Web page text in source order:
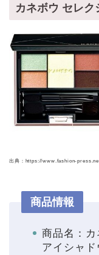
カネボウ セレ
出典：https://www.fashion-
商品情報
商品名：
アイシャ